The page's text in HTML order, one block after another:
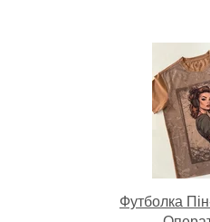
Футболка